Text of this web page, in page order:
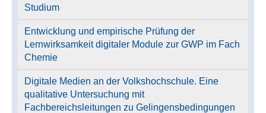
Studium
Entwicklung und empirische Prüfung der
Lernwirksamkeit digitaler Module zur GWP im Fach
Chemie
Digitale Medien an der Volkshochschule. Eine
qualitative Untersuchung mit
Fachbereichsleitungen zu Gelingensbedingungen